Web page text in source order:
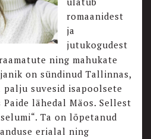
romaanidest
ja
jutukogudest
ning mahukate
on sündinud Tallinnas,
palju suvesid isapoolsete
lähedal Mäos. Sellest
Ta on lõpetanud
erialal ning